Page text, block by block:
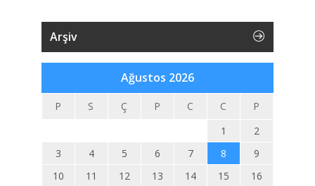
Arşiv
Ağustos 2026
P S Ç P C C
P
1
2
3
4 5 6 7 8
9
10
11 12 13 14 15 16